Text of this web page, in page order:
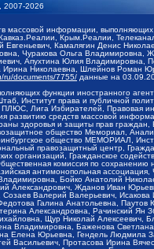
2007-2026
массовой информации, выполняющих
Крым.Реалии,
Евгеньевич, Камалягин Денис
Чуракова Ольга Владимировна,
Апухтина Юлия Владимировна,
Николаевна, Шлейнов Роман
ru/documents/7755/ данные на
функции иностранного
Институт права и публичной
Лига Избирателей, Правовая
развитию средств массовой
здоровья и защиты прав
общество Мемориал,
общество МЕМОРИАЛ,
правозащитный центр,
организаций, Гражданское
комиссия по
антимонопольная
Бойко Анатолий
Александрович, Жданов Иван
Валерий Валерьевич,
Галина Анатольевна, Паутов
Александровна, Рачинский
Щур Николай Алексеевич,
Владимировна, Баженова
Елена Юрьевна, Гендель Людмила
Васильевич, Протасова Ирина